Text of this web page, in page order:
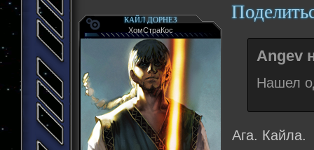
КАЙЛ ДОРНЕЗ
ХомСтраКос
Angev
Нашел
Ага. Кайла.